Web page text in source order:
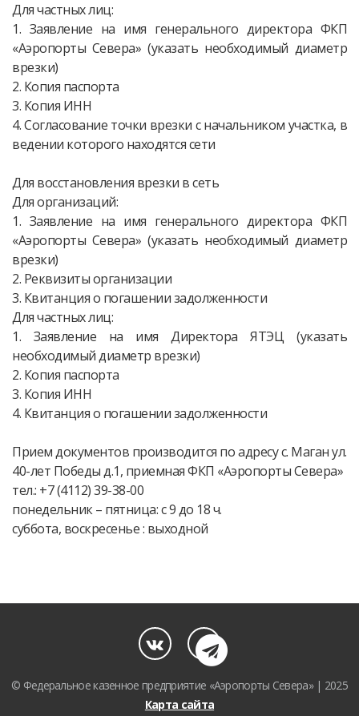
Для частных лиц:
1. Заявление на имя генерального директора ФКП
«Аэропорты Севера» (указать необходимый диаметр
врезки)
2. Копия паспорта
3. Копия ИНН
4. Согласование точки врезки с начальником участка, в
ведении которого находятся сети
Для восстановления врезки в сеть
Для организаций:
1. Заявление на имя генерального директора ФКП
«Аэропорты Севера» (указать необходимый диаметр
врезки)
2. Реквизиты организации
3. Квитанция о погашении задолженности
Для частных лиц:
1. Заявление на имя Директора ЯТЭЦ (указать
необходимый диаметр врезки)
2. Копия паспорта
3. Копия ИНН
4. Квитанция о погашении задолженности
Прием документов производится по адресу с. Маган ул.
40-лет Победы д.1, приемная ФКП «Аэропорты Севера»
тел.: +7 (4112) 39-38-00
понедельник – пятница: с 9 до 18 ч.
суббота, воскресенье : выходной
© Федеральное казенное предприятие «Аэропорты Севера» | 2025
Карта сайта